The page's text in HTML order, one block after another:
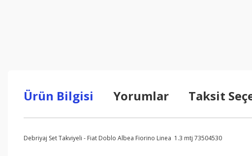
Ürün Bilgisi Yorumlar Taksit
Debriyaj Set Takviyeli - Fiat Doblo Albea Fiorino Linea 1.3 mtj 73504530